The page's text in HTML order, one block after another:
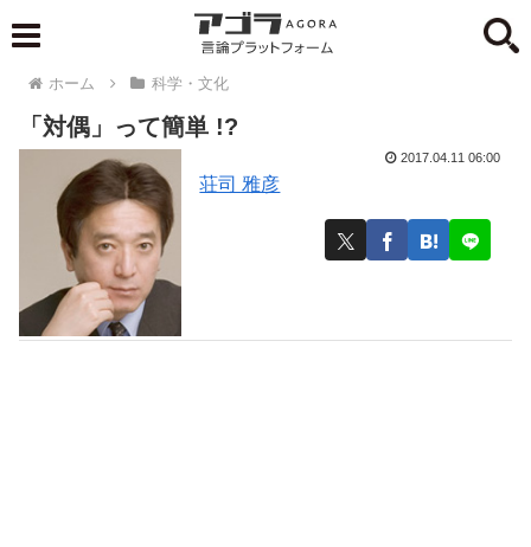
ホーム 科学・文化
「対偶」って簡単 !?
荘司 雅彦
2017.04.11 06:00